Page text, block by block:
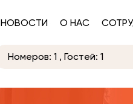
НОВОСТИ О НАС
Номеров: 1 , Гостей: 1